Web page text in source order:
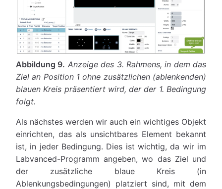
Abbildung 9. Anzeige des 3. Rahmens, in dem das
Ziel an Position 1 ohne zusätzlichen (ablenkenden)
blauen Kreis präsentiert wird, der der 1. Bedingung
folgt.
Als nächstes werden wir auch ein wichtiges Objekt
einrichten, das als unsichtbares Element bekannt
ist, in jeder Bedingung. Dies ist wichtig, da wir im
Labvanced-Programm angeben, wo das Ziel und
der zusätzliche blaue Kreis (in
Ablenkungsbedingungen) platziert sind, mit dem